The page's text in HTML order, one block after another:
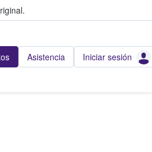
Asistencia Iniciar sesión